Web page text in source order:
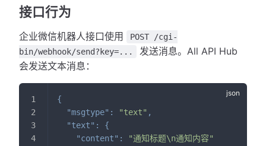
接口行为
企业微信机器人接口使用
POST /cgi-
bin/webhook/send?key=...
发送消息。All API Hub
会发送文本消息：
{
"msgtype" : "text" ,
"text" :
{
"content" : "通知标题\n通知内容"